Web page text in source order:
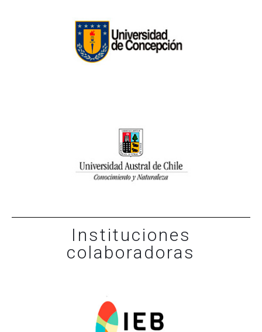
Instituciones
colaboradoras